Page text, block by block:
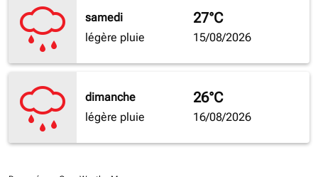
samedi
légère pluie
27°C
15/08/2026
dimanche
légère pluie
26°C
16/08/2026